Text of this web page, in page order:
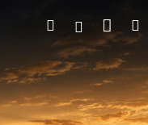
Keresés